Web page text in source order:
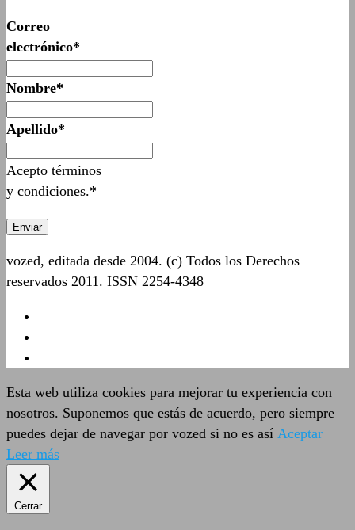
Correo
electrónico*
Nombre*
Apellido*
Acepto términos
y condiciones.*
vozed, editada desde 2004. (c) Todos los Derechos
reservados 2011. ISSN 2254-4348
Esta web utiliza cookies para mejorar tu experiencia con
nosotros. Suponemos que estás de acuerdo, pero siempre
puedes dejar de navegar por vozed si no es así Aceptar
Leer más
Cerrar